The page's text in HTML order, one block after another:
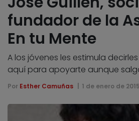
fundador de la
En tu Mente
A los jóvenes les estimula
aquí para apoyarte aunque
Por Esther Camuñas 1 de enero de 2015